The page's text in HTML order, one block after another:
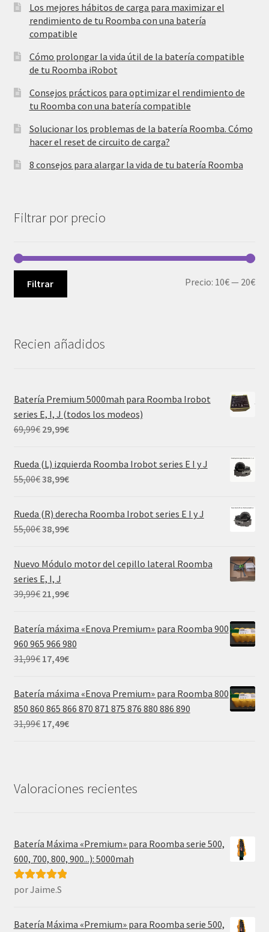
Los mejores hábitos de carga para maximizar el
rendimiento de tu Roomba con una batería
compatible
Cómo prolongar la vida útil de la batería compatible
de tu Roomba iRobot
Consejos prácticos para optimizar el rendimiento de
tu Roomba con una batería compatible
Solucionar los problemas de la batería Roomba. Cómo
hacer el reset de circuito de carga?
8 consejos para alargar la vida de tu batería Roomba
Filtrar por precio
Filtrar Precio: 10€— 20€
Recien añadidos
Batería Premium 5000mah para Roomba Irobot
series E, I, J (todos los modeos)
69,99€ El
original
era:
29,99€El
actual
es:
Rueda (L) izquierda Roomba Irobot series E I y J
55,00€El
original
era:
38,99€El
actual
es:
Rueda (R) derecha Roomba Irobot series E I y J
55,00€El
original
era:
55,00€.
38,99€El
actual
38,99€.
Nuevo Módulo motor del cepillo lateral Roomba
series E, I, J
39,99€ El
original
era:
39,99€.
21,99€El
actual
es:
21,99€.
Batería máxima «Enova Premium» para Roomba 900
960 965 966 980
31,99€ El
original
era:
31,99€.
17,49€El
actual
es:
17,49€.
Batería máxima «Enova Premium» para Roomba 800
850 860 865 866 870 871 875 876 880 886 890
31,99€ El
31,99€.
17,49€El
Valoraciones recientes
Batería Máxima «Premium» para Roomba serie 500,
600, 700, 800, 900...): 5000mah
Valorado con
por Jaime.S
Batería Máxima «Premium» para Roomba serie 500,